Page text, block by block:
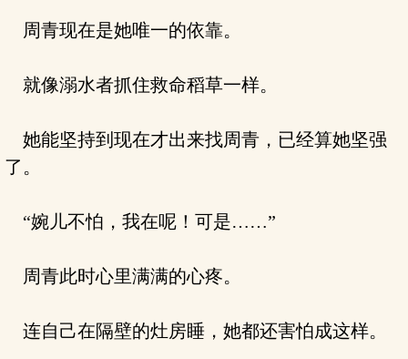
周青现在是她唯一的依靠。
就像溺水者抓住救命稻草一样。
她能坚持到现在才出来找周青，已经算她坚强
了。
“婉儿不怕，我在呢！可是……”
周青此时心里满满的心疼。
连自己在隔壁的灶房睡，她都还害怕成这样。